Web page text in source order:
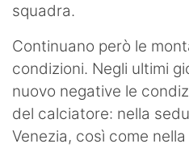
squadra.
Continuano però le
condizioni. Negli ultimi
nuovo negative le
del calciatore: nella
Venezia, così come